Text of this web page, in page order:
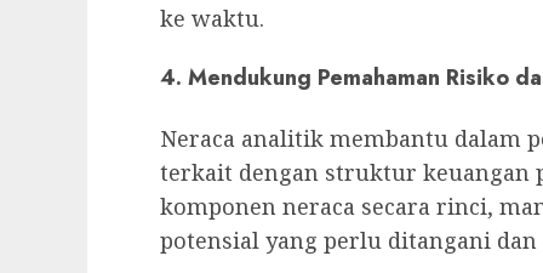
ke waktu.
4. Mendukung Pemahaman Risiko
Neraca analitik membantu dalam
terkait dengan struktur keuangan
komponen neraca secara rinci,
potensial yang perlu ditangani